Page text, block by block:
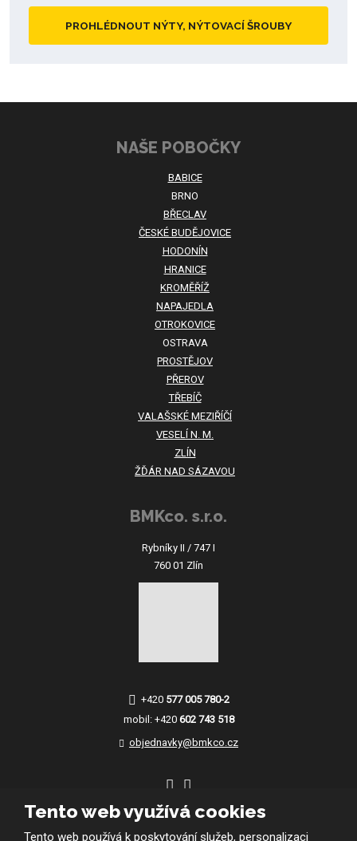
PROHLÉDNOUT NÝTY, NÝTOVACÍ ŠROUBY
NAŠE POBOČKY
BABICE
BRNO
BŘECLAV
ČESKÉ BUDĚJOVICE
HODONÍN
HRANICE
KROMĚŘÍŽ
NAPAJEDLA
OTROKOVICE
OSTRAVA
PROSTĚJOV
PŘEROV
TŘEBÍČ
VALAŠSKÉ MEZIŘÍČÍ
VESELÍ N. M.
ZLÍN
ŽĎÁR NAD SÁZAVOU
BMKco. s.r.o.
Rybníky II / 747 I
760 01 Zlín
+420 577 005 780-2
mobil: +420 602 743 518
objednavky@bmkco.cz
Tento web využívá cookies
Tento web používá k poskytování služeb, personalizaci